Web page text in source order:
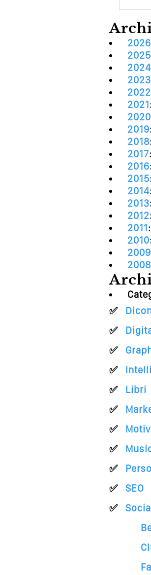
2026
2025
2024
2023
2022
2021
2020
2019
2018
2017:
2016
2015
2014
2013
2012
2011:
2010
2009
2008
Libri
SEO